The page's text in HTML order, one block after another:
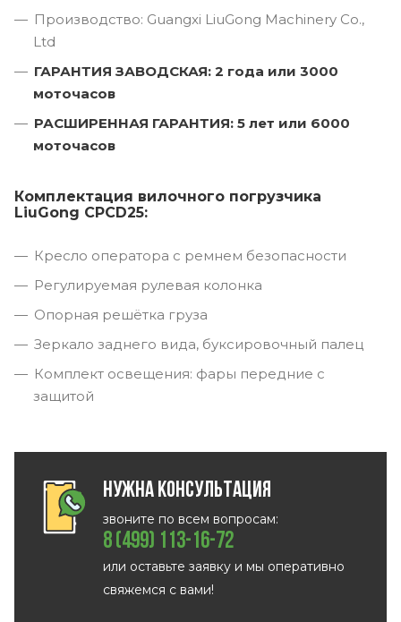
Производство: Guangxi LiuGong Machinery Co.,
Ltd
ГАРАНТИЯ ЗАВОДСКАЯ: 2 года или 3000
моточасов
РАСШИРЕННАЯ ГАРАНТИЯ: 5 лет или 6000
моточасов
Комплектация вилочного погрузчика
LiuGong CPCD25:
Кресло оператора с ремнем безопасности
Регулируемая рулевая колонка
Опорная решётка груза
Зеркало заднего вида, буксировочный палец
Комплект освещения: фары передние с
защитой
Нужна консультация
звоните по всем вопросам:
8 (499) 113-16-72
или оставьте заявку и мы оперативно
свяжемся с вами!